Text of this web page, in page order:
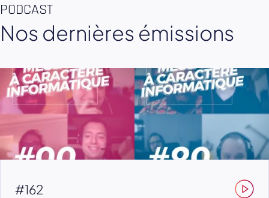
PODCAST
Nos dernières émissions
#162